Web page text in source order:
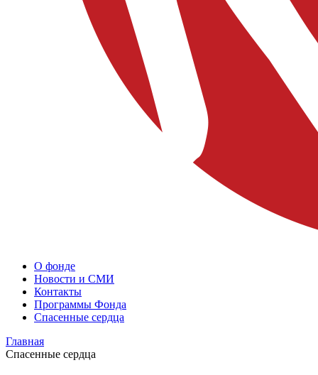
О фонде
Новости и СМИ
Контакты
Программы Фонда
Спасенные сердца
Главная
Спасенные сердца